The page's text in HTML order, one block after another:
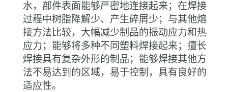
水，部件表面能够严密地连接起来；在焊接
过程中树脂降解少、产生碎屑少；与其他熔
接方法比较，大幅减少制品的振动应力和热
应力；能够将多种不同塑料焊接起来；擅长
焊接具有复杂外形的制品；能够焊接其他方
法不易达到的区域，易于控制，具有良好的
适应性。